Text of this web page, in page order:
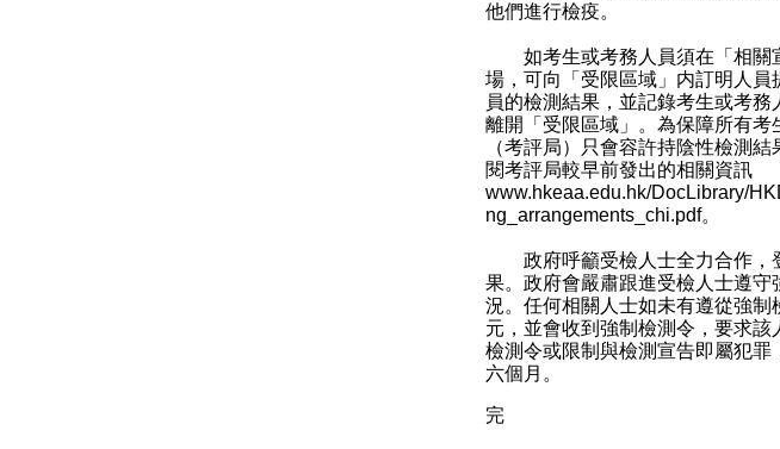
他們進行檢疫。
如考生或考務人員須在「相關
場，可向「受限區域」内訂明人員
員的檢測結果，並記錄考生或考
離開「受限區域」。為保障所有
（考評局）只會容許持陰性檢測
閱考評局較早前發出的相關資訊
www.hkeaa.edu.hk/DocLibrary/
ng_arrangements_chi.pdf。
政府呼籲受檢人士全力合作，
果。政府會嚴肅跟進受檢人士遵
況。任何相關人士如未有遵從強
元，並會收到強制檢測令，要求
檢測令或限制與檢測宣告即屬犯
六個月。
完